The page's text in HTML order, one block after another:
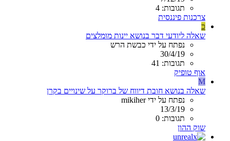
תגובות: 4
צרכנות פיננסית
כ
שאלה ליודעי דבר בנושא יינות מומלצים
נפתח על ידי כבשת הרש
30/4/19
תגובות: 41
אוף טופיק
M
שאלה בנושא חובת דיווח של ברוקר על שינויים בקרן
נפתח על ידי mikiher
13/3/19
תגובות: 0
שוק ההון